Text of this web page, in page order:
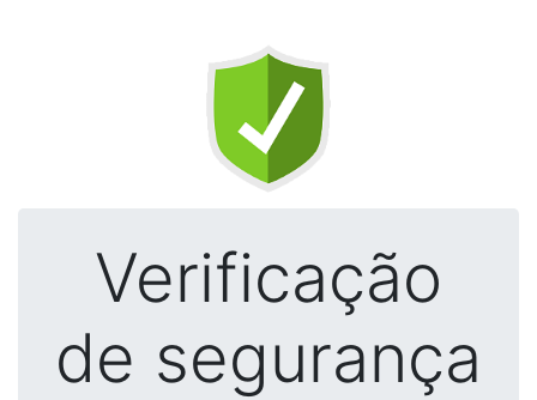
Verificação
de segurança